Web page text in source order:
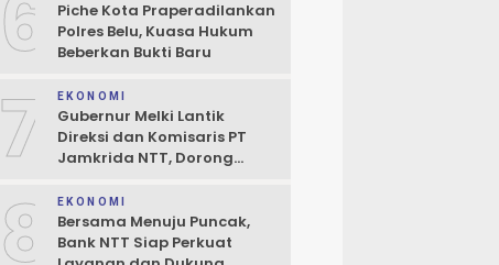
6
Piche Kota Praperadilankan
Polres Belu, Kuasa Hukum
Beberkan Bukti Baru
7 EKONOMI
Gubernur Melki Lantik
Direksi dan Komisaris PT
Jamkrida NTT, Dorong
Kredit UMKM
8 EKONOMI
Bersama Menuju Puncak,
Bank NTT Siap Perkuat